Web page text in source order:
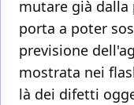
mutare già dalla
porta a poter
previsione
mostrata nei
là dei difetti